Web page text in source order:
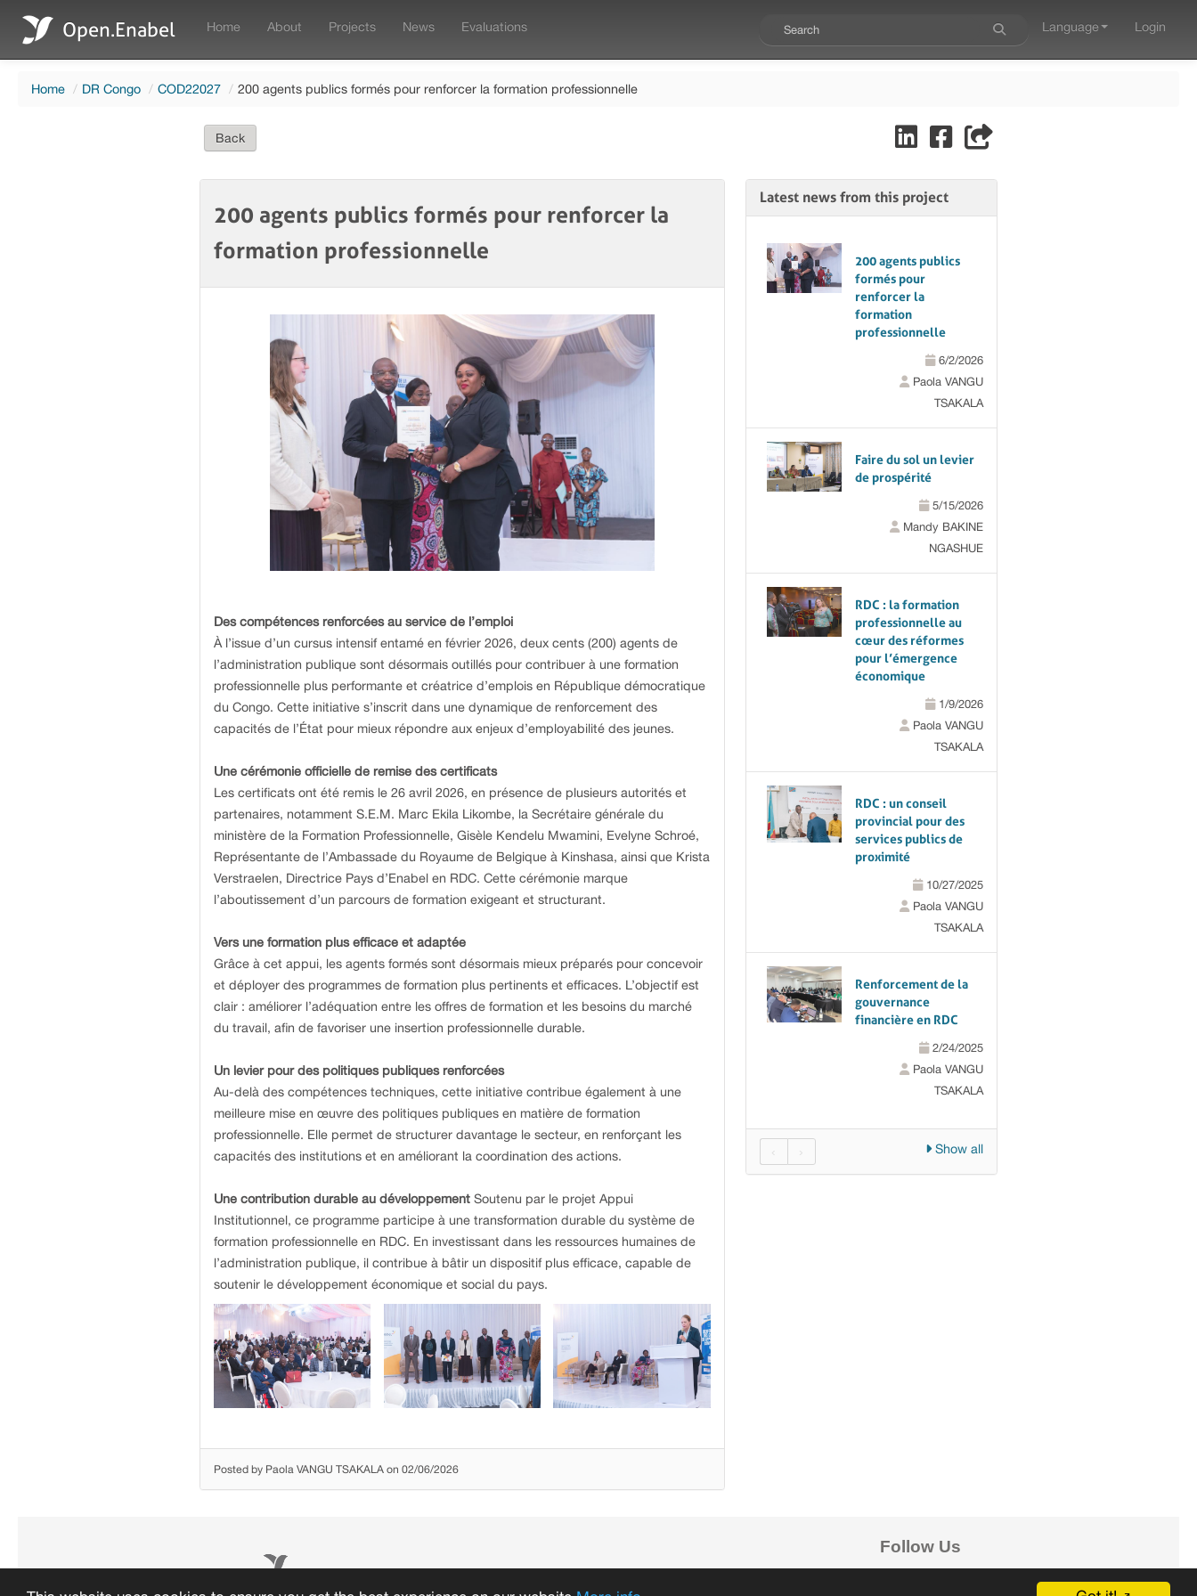
Open.Enabel Home About Projects News Evaluations Language Login
Home / DR Congo / COD22027 / 200 agents publics formés pour renforcer la formation professionnelle
Back
200 agents publics formés pour renforcer la
formation professionnelle
Des compétences renforcées au service de l’emploi
À l’issue d’un cursus intensif entamé en février 2026, deux cents (200) agents de
l’administration publique sont désormais outillés pour contribuer à une formation
professionnelle plus performante et créatrice d’emplois en République démocratique
du Congo. Cette initiative s’inscrit dans une dynamique de renforcement des
capacités de l’État pour mieux répondre aux enjeux d’employabilité des jeunes.
Une cérémonie officielle de remise des certificats
Les certificats ont été remis le 26 avril 2026, en présence de plusieurs autorités et
partenaires, notamment S.E.M. Marc Ekila Likombe, la Secrétaire générale du
ministère de la Formation Professionnelle, Gisèle Kendelu Mwamini, Evelyne Schroé,
Représentante de l’Ambassade du Royaume de Belgique à Kinshasa, ainsi que Krista
Verstraelen, Directrice Pays d’Enabel en RDC. Cette cérémonie marque
l’aboutissement d’un parcours de formation exigeant et structurant.
Vers une formation plus efficace et adaptée
Grâce à cet appui, les agents formés sont désormais mieux préparés pour concevoir
et déployer des programmes de formation plus pertinents et efficaces. L’objectif est
clair : améliorer l’adéquation entre les offres de formation et les besoins du marché
du travail, afin de favoriser une insertion professionnelle durable.
Un levier pour des politiques publiques renforcées
Au-delà des compétences techniques, cette initiative contribue également à une
meilleure mise en œuvre des politiques publiques en matière de formation
professionnelle. Elle permet de structurer davantage le secteur, en renforçant les
capacités des institutions et en améliorant la coordination des actions.
Une contribution durable au développementSoutenu par le projet Appui
Institutionnel, ce programme participe à une transformation durable du système de
formation professionnelle en RDC. En investissant dans les ressources humaines de
l’administration publique, il contribue à bâtir un dispositif plus efficace, capable de
soutenir le développement économique et social du pays.
Posted by Paola VANGU TSAKALA on 02/06/2026
Latest news from this project
200 agents publics
formés pour
renforcer la
formation
professionnelle
6/2/2026
Paola VANGU
TSAKALA
Faire du sol un levier
de prospérité
5/15/2026
Mandy BAKINE
NGASHUE
RDC : la formation
professionnelle au
cœur des réformes
pour l’émergence
économique
1/9/2026
Paola VANGU
TSAKALA
RDC : un conseil
provincial pour des
services publics de
proximité
10/27/2025
Paola VANGU
TSAKALA
Renforcement de la
gouvernance
financière en RDC
2/24/2025
Paola VANGU
TSAKALA
Show all
‹ ›
Accessibility of the site
Follow Us